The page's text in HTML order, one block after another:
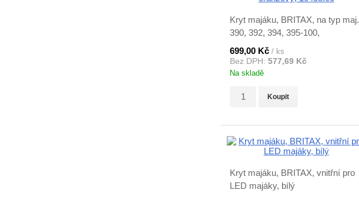
Kryt majáku, BRITAX, na typ maj.
390, 392, 394, 395-100,
400104380, oranžový, 10438.00
699,00 Kč / ks
Bez DPH: 577,69 Kč
Na skladě
Koupit
Kryt majáku, BRITAX, vnitřní pro
LED majáky, bílý